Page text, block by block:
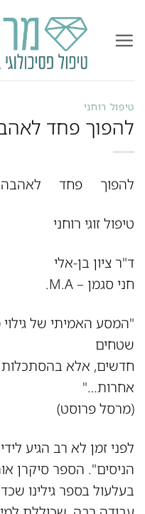
טיפול רוחני
להפוך פחד
להפוך פחד לאהבה
טיפול זוגי רוחני
ד"ר ציון בן-אלי
חני סגמן – M.A.
"המסע האמיתי של
שטחים
חדשים, אלא בהסתכלות
אחרות…"
(מרסל פרוסט)
לפני זמן לא רב הגיע
הניסים". הספר סיקרן
בעלעול בספר גילינו